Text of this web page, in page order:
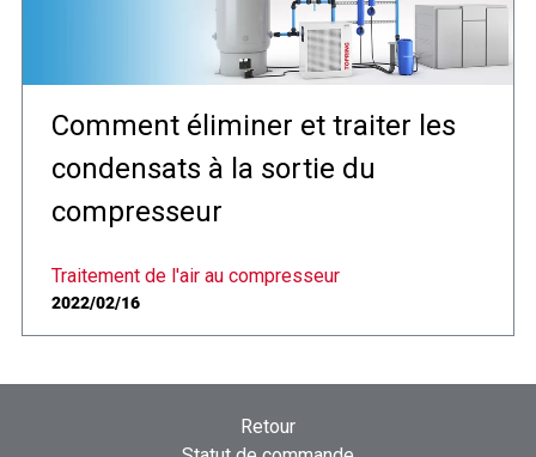
Comment éliminer et traiter les
condensats à la sortie du
compresseur
Traitement de l'air au compresseur
2022/02/16
Retour